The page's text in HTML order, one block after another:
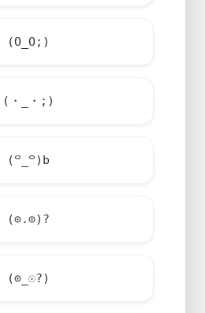
(O_O;)
(・_・;)
(꒪_꒪)b
(⊙.⊙)?
(⊙_☉?)